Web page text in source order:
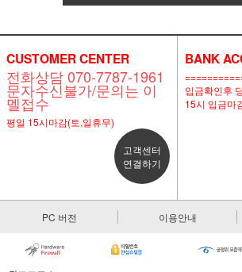
CUSTOMER CENTER
전화상담 070-7787-1961
문자수신불가/문의는 이
멜접수
평일 15시마감(토,일휴무)
고객센터
연결하기
BANK
입금확인후
15시 입금마
PC 버전 이용안내